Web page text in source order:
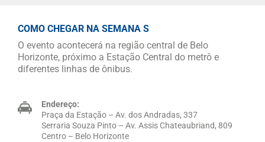
COMO CHEGAR NA SEMANA S
O evento acontecerá na região central de Belo
Horizonte, próximo a Estação Central do metrô e
diferentes linhas de ônibus.
Endereço:
Praça da Estação – Av. dos Andradas, 337
Serraria Souza Pinto – Av. Assis Chateaubriand, 809
Centro – Belo Horizonte